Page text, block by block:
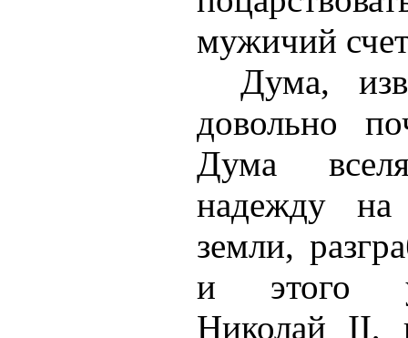
мужичий
Дума,
довольно
Дума
надежду на
земли,
и этого
Николай II,